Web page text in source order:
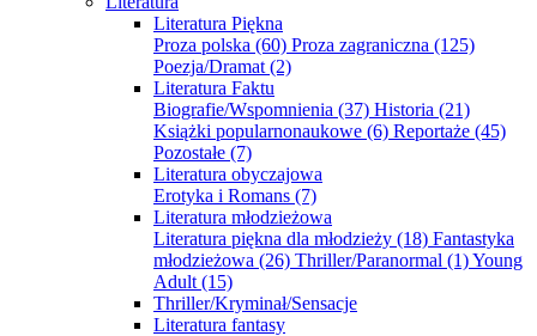
Literatura Piękna
Proza polska (60) Proza zagraniczna (125)
Poezja/Dramat (2)
Literatura Faktu
Biografie/Wspomnienia (37) Historia (21)
Książki popularnonaukowe (6) Reportaże (45)
Pozostałe (7)
Literatura obyczajowa
Erotyka i Romans (7)
Literatura młodzieżowa
Literatura piękna dla młodzieży (18) Fantastyka
młodzieżowa (26) Thriller/Paranormal (1)Young
Adult (15)
Thriller/Kryminał/Sensacje
Literatura fantasy